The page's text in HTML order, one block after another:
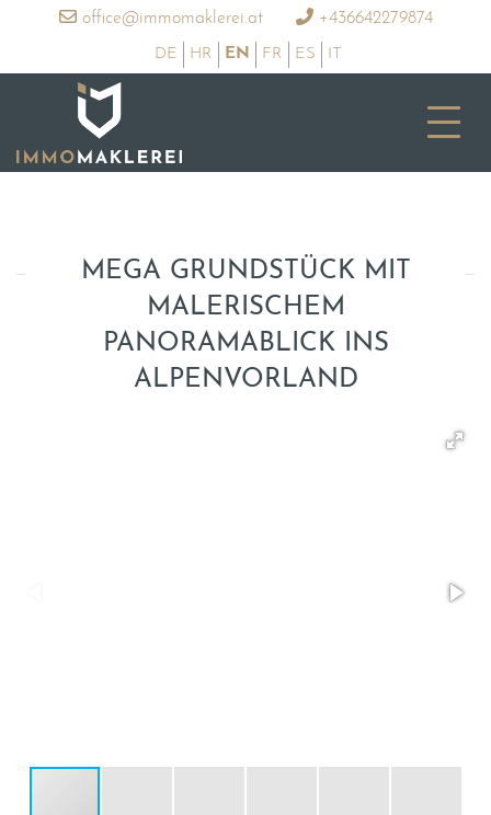
office@immomaklerei.at +436642279874
DE HR EN FR ES IT
MEGA GRUNDSTÜCK MIT
MALERISCHEM
PANORAMABLICK INS
ALPENVORLAND